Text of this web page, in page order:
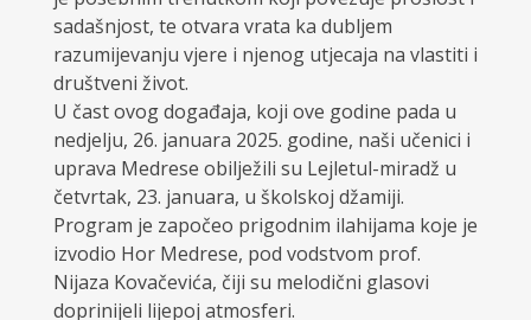
sadašnjost, te otvara vrata ka dubljem
razumijevanju vjere i njenog utjecaja na vlastiti i
društveni život.
U čast ovog događaja, koji ove godine pada u
nedjelju, 26. januara 2025. godine, naši učenici i
uprava Medrese obilježili su Lejletul-miradž u
četvrtak, 23. januara, u školskoj džamiji.
Program je započeo prigodnim ilahijama koje je
izvodio Hor Medrese, pod vodstvom prof.
Nijaza Kovačevića, čiji su melodični glasovi
doprinijeli lijepoj atmosferi.